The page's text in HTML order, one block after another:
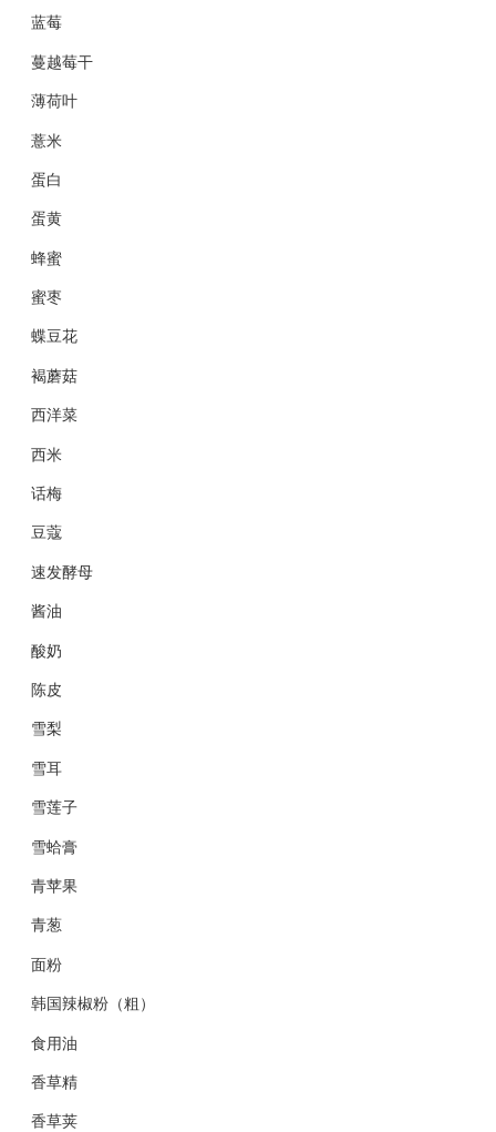
蓝莓
蔓越莓干
薄荷叶
薏米
蛋白
蛋黄
蜂蜜
蜜枣
蝶豆花
褐蘑菇
西洋菜
西米
话梅
豆蔻
速发酵母
酱油
酸奶
陈皮
雪梨
雪耳
雪莲子
雪蛤膏
青苹果
青葱
面粉
韩国辣椒粉（粗）
食用油
香草精
香草荚